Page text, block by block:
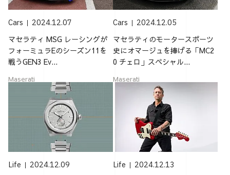
Cars 2024.12.07
マセラティ MSG レーシングが
フォーミュラEのシーズン11を
戦うGEN3 Ev...
Maserati
Cars 2024.12.05
マセラティのモータースポーツ
史にオマージュを捧げる「MC2
0 チェロ」スペシャル...
Maserati
Life 2024.12.09 Life 2024.12.13